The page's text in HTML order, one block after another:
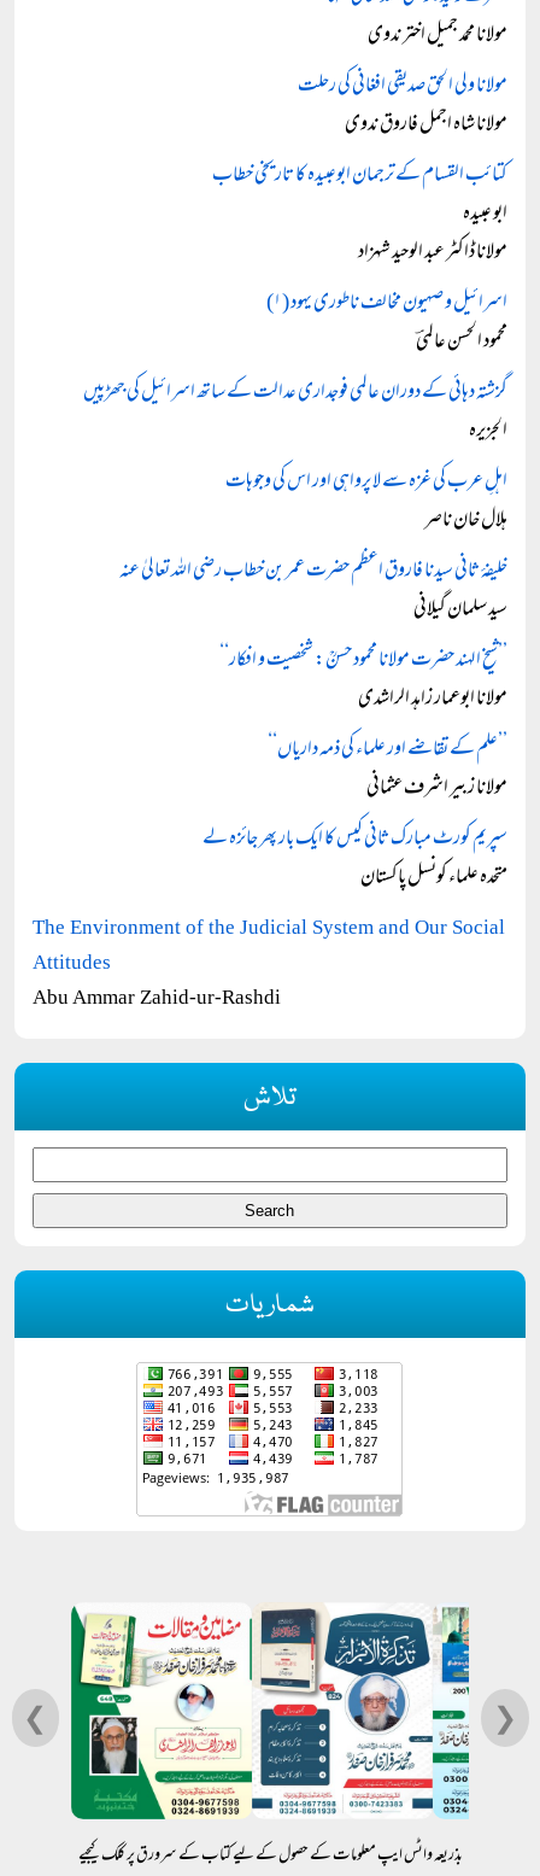
مولانا محمد جمیل اختر ندوی
مولانا ولی الحق صدیقی افغانی کی رحلت
مولانا شاہ اجمل فاروق ندوی
کتائب القسام کے ترجمان ابوعبیدہ کا تاریخی خطاب
ابو عبیدہ
مولانا ڈاکٹر عبد الوحید شہزاد
اسرائیل و صہیون مخالف ناطوری یہود (۱)
محمود الحسن عالمیؔ
گزشتہ دہائی کے دوران عالمی فوجداری عدالت کے ساتھ اسرائیل کی جھڑپیں
الجزیرہ
اہلِ عرب کی غزہ سے لا پرواہی اور اس کی وجوہات
ہلال خان ناصر
خلیفۂ ثانی سیدنا فاروق اعظم حضرت عمر بن خطاب رضی اللہ تعالیٰ عنہ
سید سلمان گیلانی
’’شیخ الہند حضرت مولانا محمود حسنؒ: شخصیت و افکار‘‘
مولانا ابوعمار زاہد الراشدی
’’علم کے تقاضے اور علماء کی ذمہ داریاں‘‘
مولانا زبیر اشرف عثمانی
سپریم کورٹ مبارک ثانی کیس کا ایک بار پھر جائزہ لے
متحدہ علماء کونسل پاکستان
The Environment of the Judicial System and Our Social
Attitudes
Abu Ammar Zahid-ur-Rashdi
تلاش
شماریات
❮ ❯
بذریعہ واٹس ایپ معلومات کے حصول کے لیے کتاب کے سرورق پر کلک کیجیے